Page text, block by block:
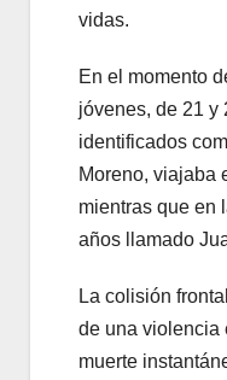
vidas.
En el momento
jóvenes, de 21 y
identificados
Moreno, viajaba
mientras que en
años llamado
La colisión
de una violencia
muerte